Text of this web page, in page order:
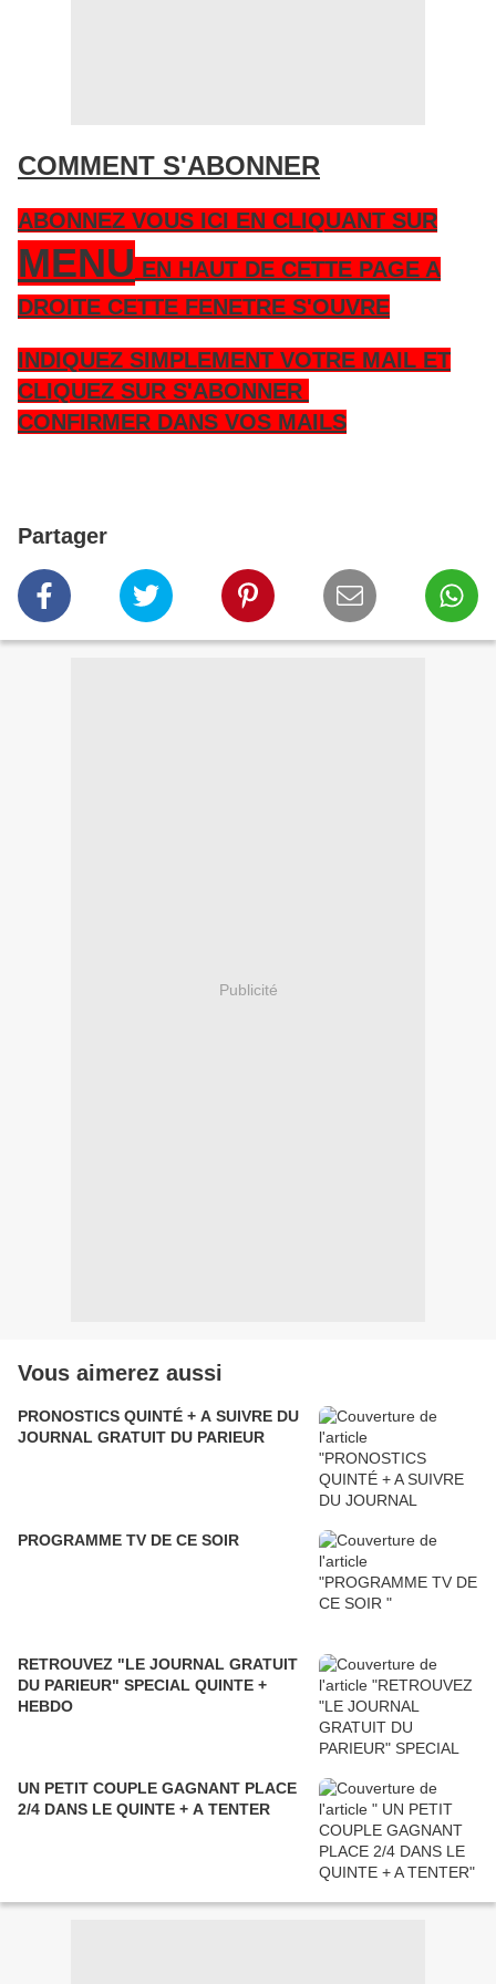
COMMENT S'ABONNER
ABONNEZ VOUS ICI EN CLIQUANT SUR
MENU EN HAUT DE CETTE PAGE A
DROITE CETTE FENETRE S'OUVRE
INDIQUEZ SIMPLEMENT VOTRE MAIL ET
CLIQUEZ SUR S'ABONNER
CONFIRMER DANS VOS MAILS
Partager
Publicité
Vous aimerez aussi
PRONOSTICS QUINTÉ + A SUIVRE DU
JOURNAL GRATUIT DU PARIEUR
PROGRAMME TV DE CE SOIR
RETROUVEZ "LE JOURNAL GRATUIT
DU PARIEUR" SPECIAL QUINTE +
HEBDO
UN PETIT COUPLE GAGNANT PLACE
2/4 DANS LE QUINTE + A TENTER